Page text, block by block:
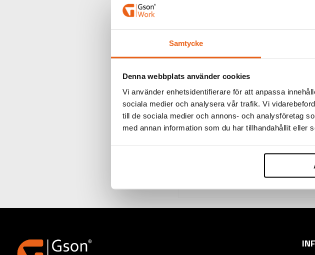
Samtycke
Denna webbplats använder cookies
Vi använder enhetsidentifierare för att anpassa
sociala medier och analysera vår trafik. Vi
till de sociala medier och annons- och analysföretag
med annan information som du har tillhandahållit eller
Ansök om konto via e-
post